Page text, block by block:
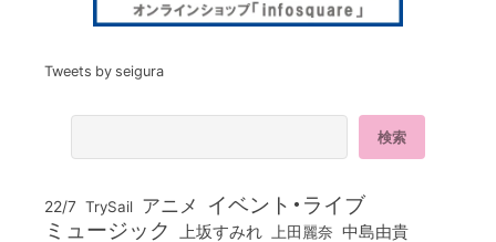
Tweets by seigura
22/7 TrySail アニメ イベント・ライブ
ミュージック 上坂すみれ 上田麗奈 中島由貴